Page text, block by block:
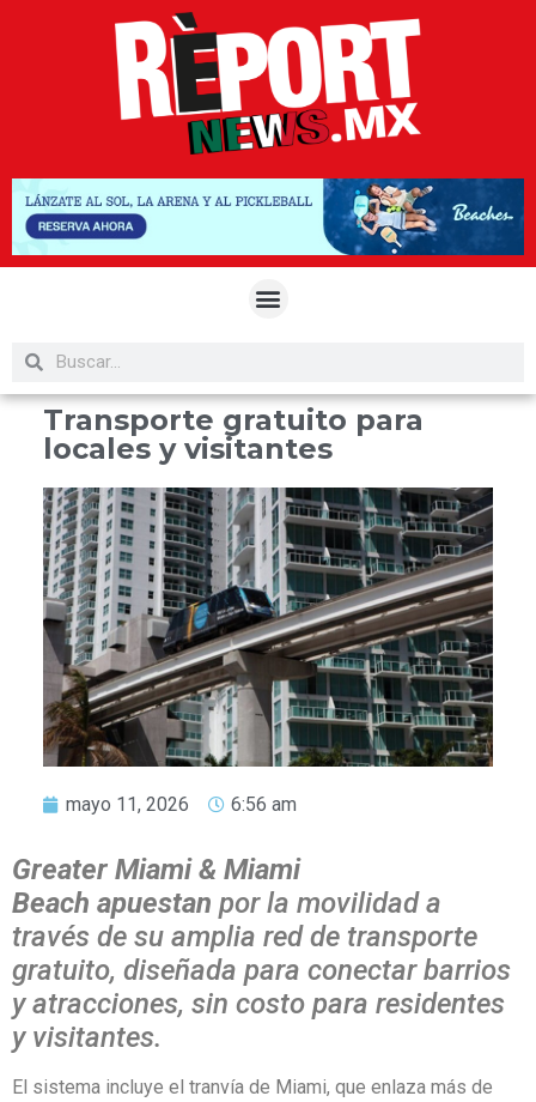
Transporte gratuito para
locales y visitantes
mayo 11, 2026 6:56 am
Greater Miami & Miami
Beach apuestan por la movilidad a
través de su amplia red de transporte
gratuito, diseñada para conectar barrios
y atracciones, sin costo para residentes
y visitantes.
El sistema incluye el tranvía de Miami, que enlaza más de